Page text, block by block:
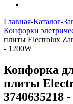
Главная-Каталог-
Конфорки
плиты Electrolux
- 1200W
Конфорка
плиты
3740635218